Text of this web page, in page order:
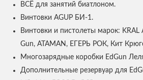
ВСЁ для занятий биатлоном.
Винтовки AGUP БИ-1.
Винтовки и пистолеты марок: KRAL
Gun, ATAMAN, ЕГЕРЬ РОК, Кит
Многозарядные коробки EdGun
Дополнительные резервуар для